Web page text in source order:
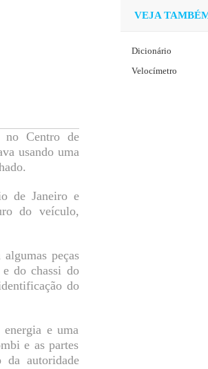
no Centro de
usando uma
de Janeiro e
do veículo,
peças
do chassi do
do
e uma
e as partes
da autoridade
VEJA
Dicionário
Velocímetro